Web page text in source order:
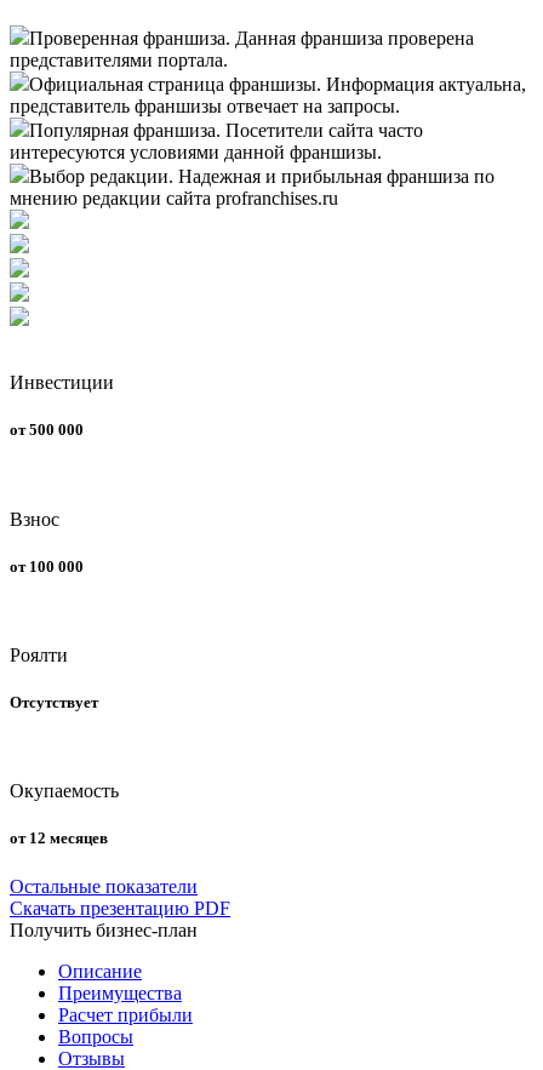
Проверенная франшиза. Данная франшиза проверена
представителями портала.
Официальная страница франшизы. Информация актуальна,
представитель франшизы отвечает на запросы.
Популярная франшиза. Посетители сайта часто
интересуются условиями данной франшизы.
Выбор редакции. Надежная и прибыльная франшиза по
мнению редакции сайта profranchises.ru
Инвестиции
от 500 000
Взнос
от 100 000
Роялти
Отсутствует
Окупаемость
от 12 месяцев
Остальные показатели
Скачать презентацию PDF
Получить бизнес-план
Описание
Преимущества
Расчет прибыли
Вопросы
Отзывы